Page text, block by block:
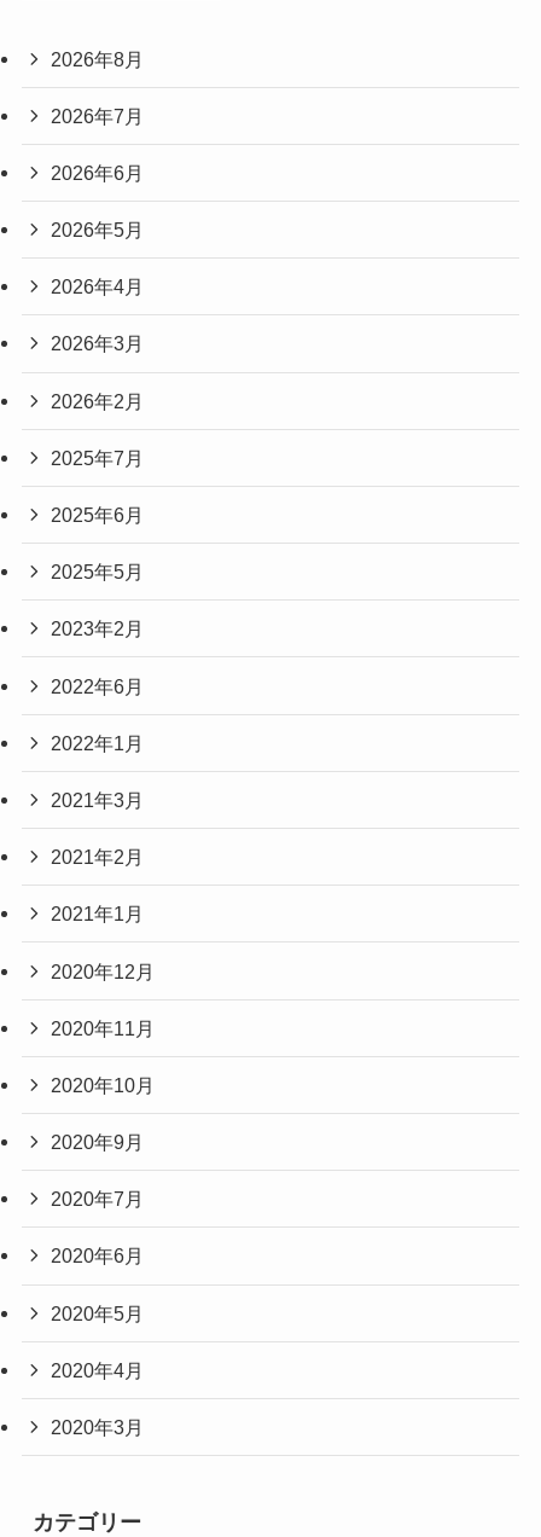
2026年8月
2026年7月
2026年6月
2026年5月
2026年4月
2026年3月
2026年2月
2025年7月
2025年6月
2025年5月
2023年2月
2022年6月
2022年1月
2021年3月
2021年2月
2021年1月
2020年12月
2020年11月
2020年10月
2020年9月
2020年7月
2020年6月
2020年5月
2020年4月
2020年3月
カテゴリー